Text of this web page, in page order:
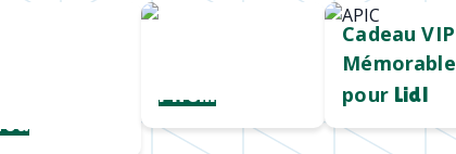
Pirelli
Cadeau VIP
Mémorable
pour Lidl